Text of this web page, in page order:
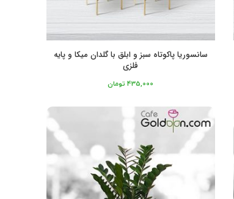
سانسوریا پاکوتاه سبز و ابلق با گلدان میکا و پایه
فلزی
435,000 تومان